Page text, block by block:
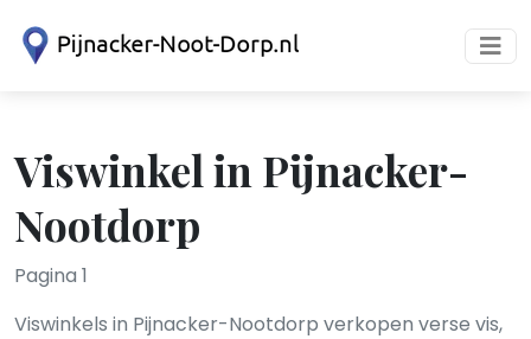
Viswinkel in Pijnacker-
Nootdorp
Pagina 1
Viswinkels in Pijnacker-Nootdorp verkopen verse vis,